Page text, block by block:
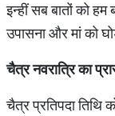
इन्हीं सब बातों को
उपासना और मां को
चैत्रनवरात्रिका
चैत्र प्रतिपदा तिथि